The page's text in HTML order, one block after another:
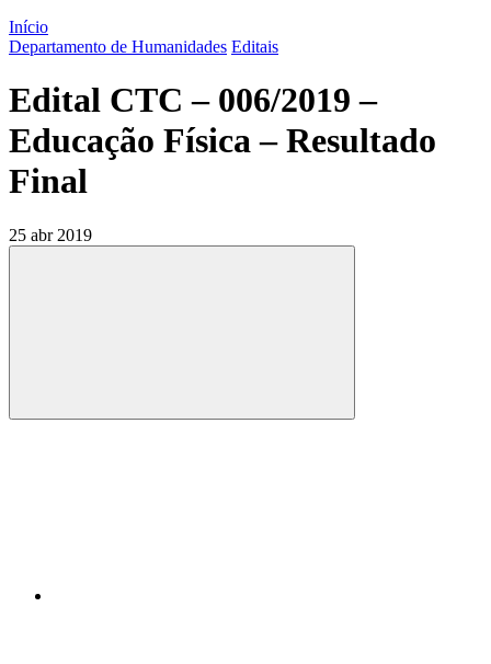
Início
Departamento de Humanidades Editais
Edital CTC – 006/2019 –
Educação Física – Resultado
Final
25 abr 2019
Compartilhar